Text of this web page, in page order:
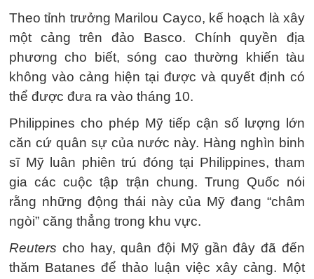
Theo tỉnh trưởng Marilou Cayco, kế hoạch là xây
một cảng trên đảo Basco. Chính quyền địa
phương cho biết, sóng cao thường khiến tàu
không vào cảng hiện tại được và quyết định có
thể được đưa ra vào tháng 10.
Philippines cho phép Mỹ tiếp cận số lượng lớn
căn cứ quân sự của nước này. Hàng nghìn binh
sĩ Mỹ luân phiên trú đóng tại Philippines, tham
gia các cuộc tập trận chung. Trung Quốc nói
rằng những động thái này của Mỹ đang “châm
ngòi” căng thẳng trong khu vực.
Reuters cho hay, quân đội Mỹ gần đây đã đến
thăm Batanes để thảo luận việc xây cảng. Một